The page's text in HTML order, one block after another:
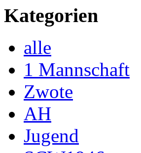
Kategorien
alle
1 Mannschaft
Zwote
AH
Jugend